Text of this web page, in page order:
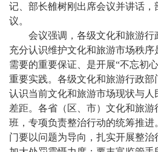
记、部长雒树刚出席会议并讲话
议。
会议强调，各级文化和旅游行
充分认识维护文化和旅游市场秩
需要的重要保证、是开展“不忘初
重要实践。各级文化和旅游行政
认识当前文化和旅游市场现状与
差距。各省（区、市）文化和旅
班，专项负责整治行动的统筹推
门要以问题为导向，扎实开展整治